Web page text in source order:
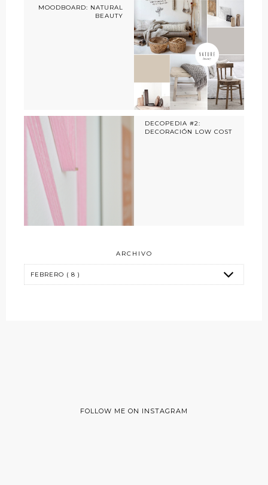
MOODBOARD: NATURAL
BEAUTY
DECOPEDIA #2:
DECORACIÓN LOW COST
ARCHIVO
FOLLOW ME ON INSTAGRAM